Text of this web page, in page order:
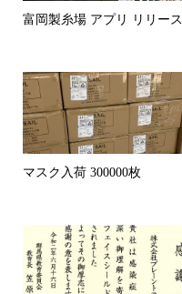
富岡製糸場 アプリ リリース
マスク入荷 300000枚